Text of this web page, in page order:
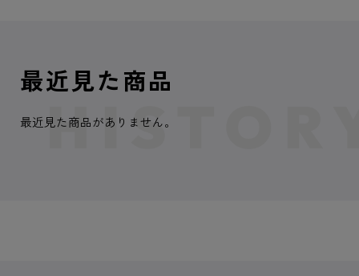
最近見た商品
最近見た商品がありません。